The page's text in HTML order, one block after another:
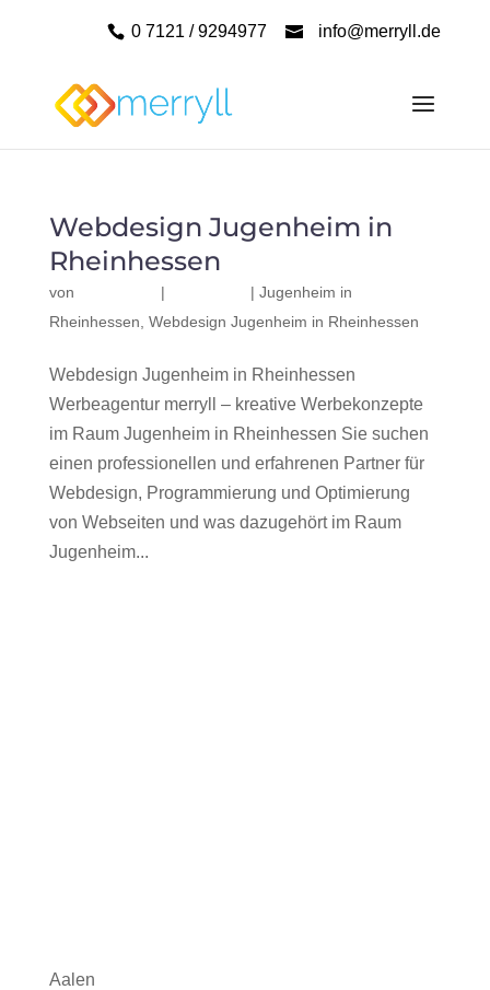
0 7121 / 9294977 info@merryll.de
Webdesign Jugenheim in
Rheinhessen
von | | Jugenheim in
Rheinhessen Webdesign Jugenheim in Rheinhessen
Webdesign Jugenheim in Rheinhessen
Werbeagentur merryll – kreative Werbekonzepte
im Raum Jugenheim in Rheinhessen Sie suchen
einen professionellen und erfahrenen Partner für
Webdesign, Programmierung und Optimierung
von Webseiten und was dazugehört im Raum
Jugenheim...
Aalen